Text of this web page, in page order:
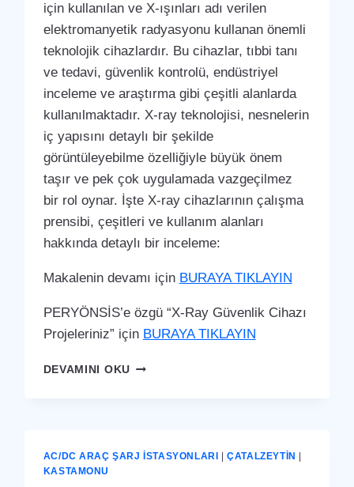
için kullanılan ve X-ışınları adı verilen
elektromanyetik radyasyonu kullanan önemli
teknolojik cihazlardır. Bu cihazlar, tıbbi tanı
ve tedavi, güvenlik kontrolü, endüstriyel
inceleme ve araştırma gibi çeşitli alanlarda
kullanılmaktadır. X-ray teknolojisi, nesnelerin
iç yapısını detaylı bir şekilde
görüntüleyebilme özelliğiyle büyük önem
taşır ve pek çok uygulamada vazgeçilmez
bir rol oynar. İşte X-ray cihazlarının çalışma
prensibi, çeşitleri ve kullanım alanları
hakkında detaylı bir inceleme:
Makalenin devamı için BURAYA TIKLAYIN
PERYÖNSİS’e özgü “X-Ray Güvenlik Cihazı
Projeleriniz” için BURAYA TIKLAYIN
DEVAMINI OKUÇATALZEYTIN
AC/DC ARAÇ ŞARJ İSTASYONLARI |ÇATALZEYTIN
KASTAMONU